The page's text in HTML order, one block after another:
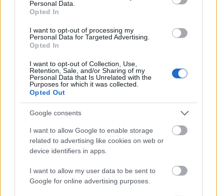
Personal Data.
Opted In
I want to opt-out of processing my
Personal Data for Targeted Advertising.
Opted In
I want to opt-out of Collection, Use,
Retention, Sale, and/or Sharing of my
Personal Data that Is Unrelated with the
Purposes for which it was collected.
Opted Out
Google consents
I want to allow Google to enable storage
related to advertising like cookies on web or
device identifiers in apps.
I want to allow my user data to be sent to
Google for online advertising purposes.
A black metal műfaj egyik, ha nem a
legjelentőségteljesebb képviselője Abbath . A
fiatalember zenekarával aDread Reaver Europe
2024 elnevezésű ...